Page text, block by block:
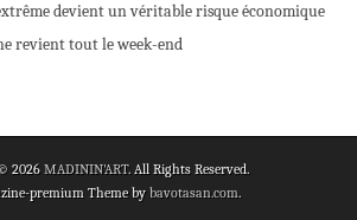
devient un véritable risque économique
revient tout le week-end
2026 MADININ'ART. All Rights Reserved.
premium Theme by bavotasan.com.